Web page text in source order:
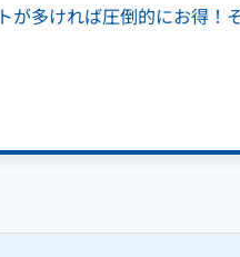
トが多ければ圧倒的にお得！